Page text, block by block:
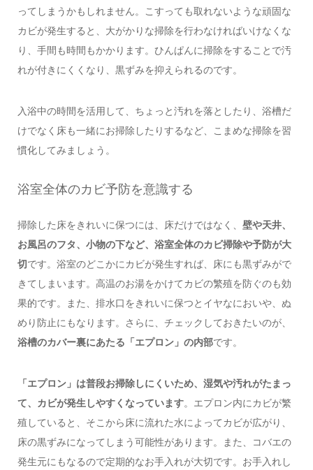
ってしまうかもしれません。こすっても取れないような頑固な
カビが発生すると、大がかりな掃除を行わなければいけなくな
り、手間も時間もかかります。ひんぱんに掃除をすることで汚
れが付きにくくなり、黒ずみを抑えられるのです。
入浴中の時間を活用して、ちょっと汚れを落としたり、浴槽だ
けでなく床も一緒にお掃除したりするなど、こまめな掃除を習
慣化してみましょう。
浴室全体のカビ予防を意識する
掃除した床をきれいに保つには、床だけではなく、 壁や天井、
お風呂のフタ、小物の下など、浴室全体のカビ掃除や予防が大
切です。浴室のどこかにカビが発生すれば、床にも黒ずみがで
きてしまいます。高温のお湯をかけてカビの繁殖を防ぐのも効
果的です。また、排水口をきれいに保つとイヤなにおいや、ぬ
めり防止にもなります。さらに、チェックしておきたいのが、
浴槽のカバー裏にあたる「エプロン」の内部です。
「エプロン」は普段お掃除しにくいため、湿気や汚れがたまっ
て、カビが発生しやすくなっています。エプロン内にカビが繁
殖していると、そこから床に流れた水によってカビが広がり、
床の黒ずみになってしまう可能性があります。また、コバエの
発生元にもなるので定期的なお手入れが大切です。お手入れし